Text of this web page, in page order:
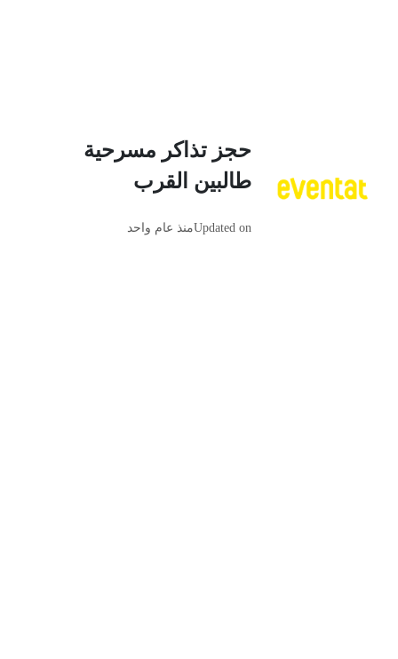
حجز تذاكر مسرحية
طالبين القرب
Updated onمنذ عام واحد